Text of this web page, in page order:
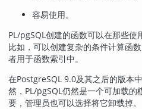
容易使用。
PL/pgSQL 创建的函数可以在那些使
比如，可以创建复杂的条件计算函
者用于函数索引中。
在PostgreSQL 9.0及其之后的版本中
然，PL/pgSQL仍然是一个可加载
要，管理员也可以选择将它卸载掉。